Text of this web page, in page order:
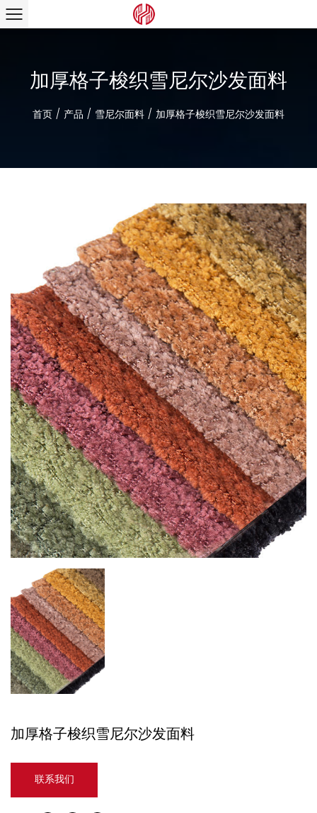
加厚格子梭织雪尼尔沙发面料
首页 / 产品 / 雪尼尔面料 / 加厚格子梭织雪尼尔沙发面料
加厚格子梭织雪尼尔沙发面料
联系我们